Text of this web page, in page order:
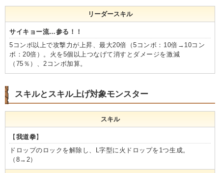
リーダースキル
サイキョー流…参る！！
5コンボ以上で攻撃力が上昇、最大20倍（5コンボ：10倍→10コン
ボ：20倍）。火を5個以上つなげて消すとダメージを激減
（75％）、2コンボ加算。
スキルとスキル上げ対象モンスター
スキル
【 我道拳】
ドロップのロックを解除し、L字型に火ドロップを1つ生成。
（8→2）